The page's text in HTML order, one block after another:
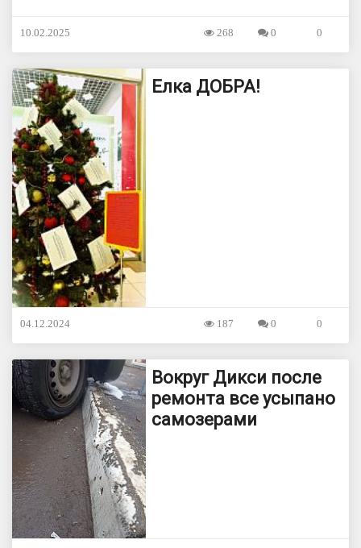
10.02.2025 0
0
268
Елка ДОБРА!
04.12.2024 0
0
187
Вокруг Дикси после
ремонта все усыпано
самозерами